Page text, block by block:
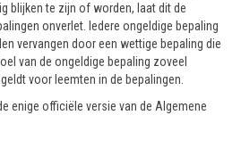
blijken te zijn of worden, laat dit de
onverlet. Iedere ongeldige bepaling
vervangen door een wettige bepaling die
van de ongeldige bepaling zoveel
voor leemten in de bepalingen.
enige officiële versie van de Algemene